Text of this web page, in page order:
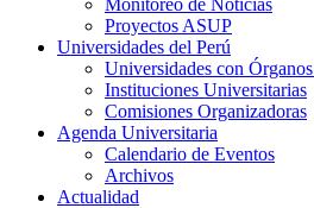
Monitoreo de Noticias
Proyectos ASUP
Universidades del Perú
Universidades con
Instituciones Universitarias
Comisiones Organizadoras
Agenda Universitaria
Calendario de Eventos
Archivos
Actualidad